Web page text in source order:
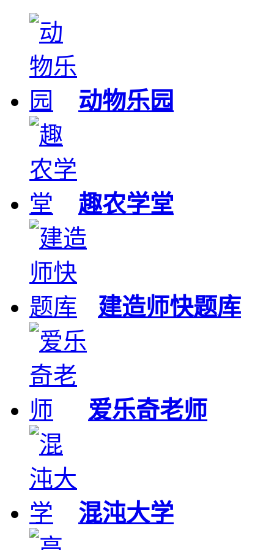
动物乐园
趣农学堂
建造师快题库
爱乐奇老师
混沌大学